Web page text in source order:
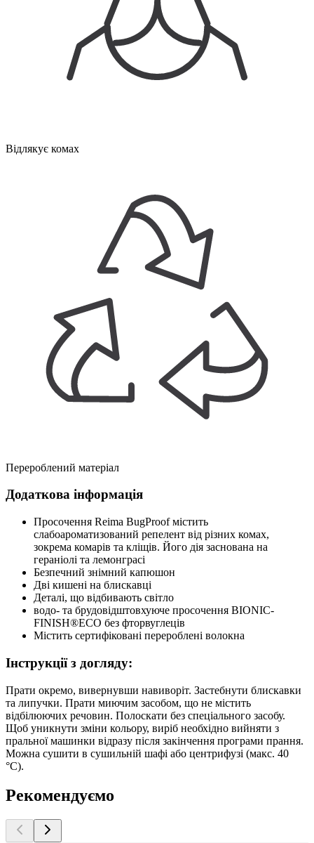
Відлякує комах
Перероблений матеріал
Додаткова інформація
Просочення Reima BugProof містить
слабоароматизований репелент від різних комах,
зокрема комарів та кліщів. Його дія заснована на
гераніолі та лемонграсі
Безпечний знімний капюшон
Дві кишені на блискавці
Деталі, що відбивають світло
водо- та брудовідштовхуюче просочення BIONIC-
FINISH®ECO без фторвуглеців
Містить сертифіковані перероблені волокна
Інструкції з догляду:
Прати окремо, вивернувши навиворіт. Застебнути блискавки
та липучки. Прати миючим засобом, що не містить
відбілюючих речовин. Полоскати без спеціального засобу.
Щоб уникнути зміни кольору, виріб необхідно вийняти з
пральної машинки відразу після закінчення програми прання.
Можна сушити в сушильній шафі або центрифузі (макс. 40
°C).
Рекомендуємо